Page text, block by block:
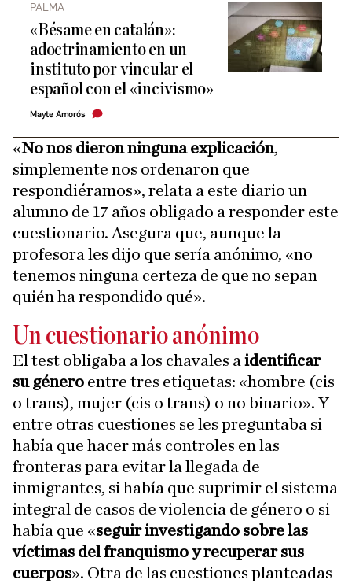
PALMA
«Bésame en catalán»:
adoctrinamiento en un
instituto por vincular el
español con el «incivismo»
Mayte Amorós
«No nos dieron ninguna explicación,
simplemente nos ordenaron que
respondiéramos», relata a este diario un
alumno de 17 años obligado a responder este
cuestionario. Asegura que, aunque la
profesora les dijo que sería anónimo, «no
tenemos ninguna certeza de que no sepan
quién ha respondido qué».
Un cuestionario anónimo
El test obligaba a los chavales a identificar
su género entre tres etiquetas: «hombre (cis
o trans), mujer (cis o trans) o no binario». Y
entre otras cuestiones se les preguntaba si
había que hacer más controles en las
fronteras para evitar la llegada de
inmigrantes, si había que suprimir el sistema
integral de casos de violencia de género o si
había que «seguir investigando sobre las
víctimas del franquismo y recuperar sus
cuerpos». Otra de las cuestiones planteadas